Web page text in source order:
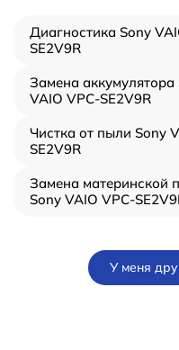
Диагностика Sony
SE2V9R
Замена аккумулятора
VAIO VPC-SE2V9R
Чистка от пыли Sony
SE2V9R
Замена материнской
Sony VAIO VPC-
У меня